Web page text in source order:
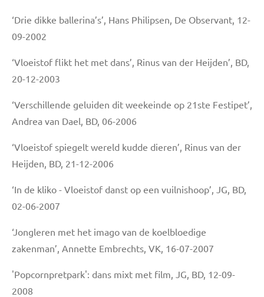
‘Drie dikke ballerina’s’, Hans Philipsen, De Observant, 12-
09-2002
‘Vloeistof flikt het met dans’, Rinus van der Heijden’, BD,
20-12-2003
‘Verschillende geluiden dit weekeinde op 21ste Festipet’,
Andrea van Dael, BD, 06-2006
‘Vloeistof spiegelt wereld kudde dieren’, Rinus van der
Heijden, BD, 21-12-2006
‘In de kliko - Vloeistof danst op een vuilnishoop’, JG, BD,
02-06-2007
‘Jongleren met het imago van de koelbloedige
zakenman’, Annette Embrechts, VK, 16-07-2007
'Popcornpretpark': dans mixt met film, JG, BD, 12-09-
2008